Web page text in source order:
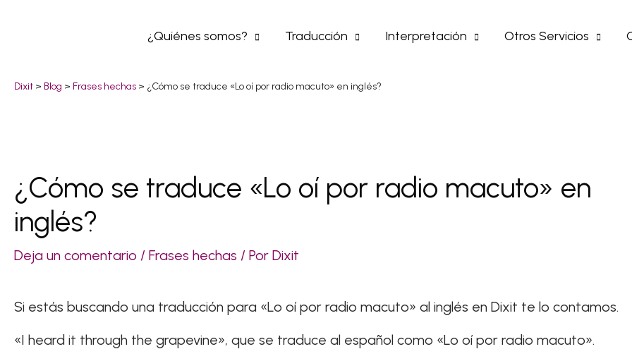
¿Quiénes somos? Traducción Interpretación Otros Servicios
Dixit > Blog > Frases hechas > ¿Cómo se traduce «Lo oí por radio macuto» en inglés?
¿Cómo se traduce «Lo oí por radio macuto» en
inglés?
Deja un comentario / Frases hechas / Por Dixit
Si estás buscando una traducción para «Lo oí por radio macuto» al inglés en Dixit te lo contamos.
«I heard it through the grapevine», que se traduce al español como «Lo oí por radio macuto».
Navegación
de
entradas